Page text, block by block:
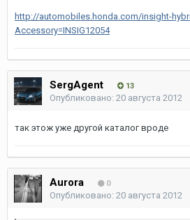
http://automobiles.honda.com/insight-
Accessory=INSIG12054
SergAgent 13
Опубликовано: 20 августа 2012
так этож уже другой каталог вроде
Aurora 0
Опубликовано: 20 августа 2012